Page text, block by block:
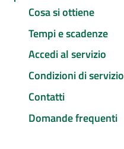
Cosa si ottiene
Tempi e scadenze
Accedi al servizio
Condizioni di servizio
Contatti
Domande frequenti